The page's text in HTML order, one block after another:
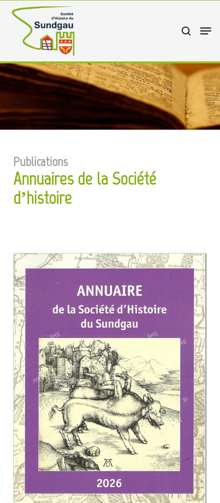
Skip
Menu
Publications
Annuaires de la Société
d’histoire